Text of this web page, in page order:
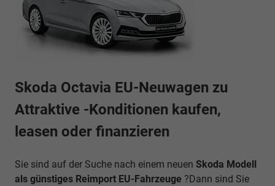
Skoda Octavia EU-Neuwagen zu
Attraktive -Konditionen kaufen,
leasen oder finanzieren
Sie sind auf der Suche nach einem neuen Skoda Modell
als günstiges Reimport EU-Fahrzeuge ?Dann sind Sie